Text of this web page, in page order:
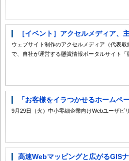
［イベント］アクセルメディア
ウェブサイト制作のアクセルメディア（代表
で、自社が運営する懸賞情報ポータルサイト「
「お客様をイラつかせるホーム
9月29日（火）中小零細企業向けWebユーザビ
高速Webマッピングと広がるGIS